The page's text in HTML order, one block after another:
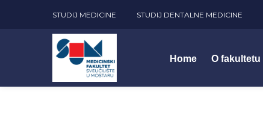
STUDIJ MEDICINE STUDIJ DENTALNE MEDICINE
Home O fakultetu